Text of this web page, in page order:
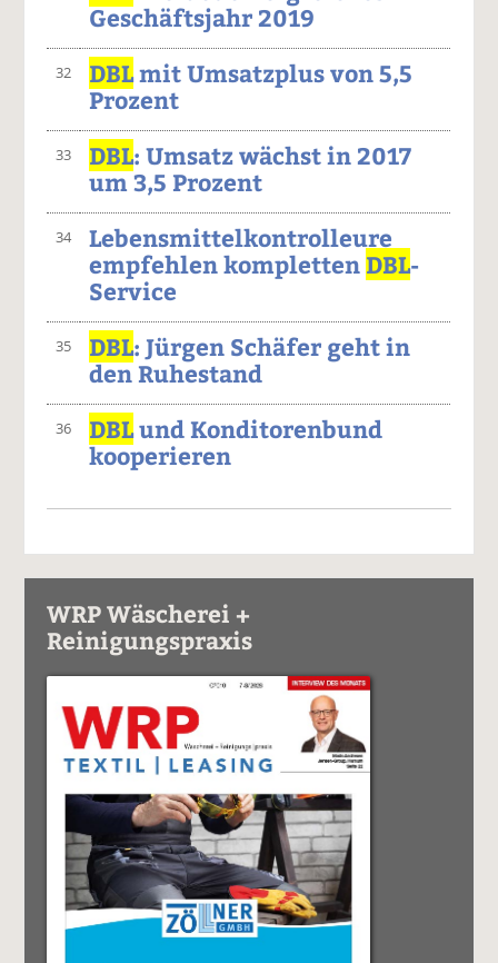
Geschäftsjahr 2019
32 DBLmit Umsatzplus von 5,5
Prozent
33 DBL: Umsatz wächst in 2017
um 3,5 Prozent
34
Lebensmittelkontrolleure
empfehlen kompletten DBL-
Service
35 DBL: Jürgen Schäfer geht in
den Ruhestand
36 DBLund Konditorenbund
kooperieren
WRP Wäscherei +
Reinigungspraxis